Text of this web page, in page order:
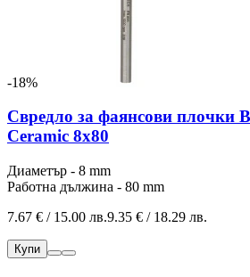
-18%
Свредло за фаянсови плочки
Ceramic 8x80
Диаметър - 8 mm
Работна дължина - 80 mm
7.67 € / 15.00 лв.9.35 € / 18.29 лв.
Купи